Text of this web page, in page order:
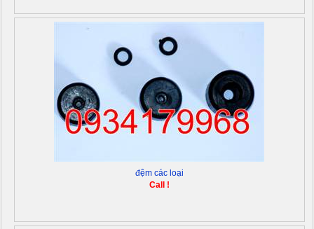
đệm các loại
Call !